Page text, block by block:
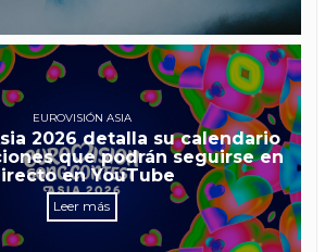
EUROVISIÓN ASIA
2026 detalla su calendario
que podrán seguirse en
en YouTube
Leer más